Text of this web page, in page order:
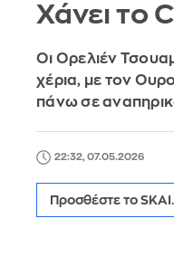
Χάνει το
Οι Ορελιέν
χέρια, με τον
πάνω σε
22:32, 07.05.2026
Προσθέστε το